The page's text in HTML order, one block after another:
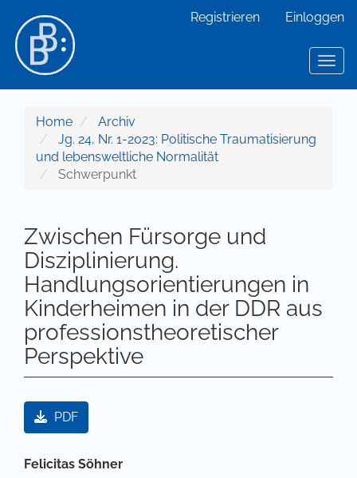
Hauptinhalt
Sidebar
Registrieren Einloggen
Home
Archiv
Jg. 24, Nr. 1-2023: Politische Traumatisierung
und lebensweltliche Normalität
Schwerpunkt
Zwischen Fürsorge und
Disziplinierung.
Handlungsorientierungen in
Kinderheimen in der DDR aus
professionstheoretischer
Perspektive
Artikel-Sidebar
PDF
Hauptsächlicher Artikelinhalt
Felicitas Söhner